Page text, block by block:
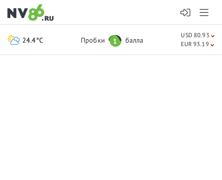
24.4°C Пробки 1 балла
USD 80.93
EUR 93.19